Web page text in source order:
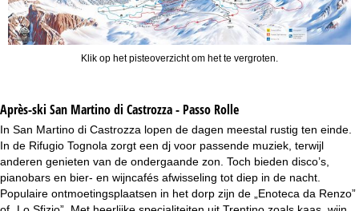
Klik op het pisteoverzicht om het te vergroten.
Après-ski San Martino di Castrozza - Passo Rolle
In San Martino di Castrozza lopen de dagen meestal rustig ten einde.
In de Rifugio Tognola zorgt een dj voor passende muziek, terwijl
anderen genieten van de ondergaande zon. Toch bieden disco’s,
pianobars en bier- en wijncafés afwisseling tot diep in de nacht.
Populaire ontmoetingsplaatsen in het dorp zijn de „Enoteca da Renzo”